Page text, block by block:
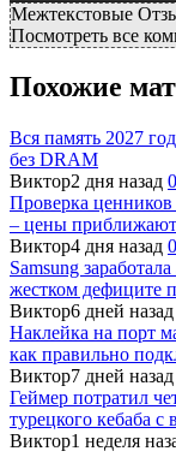
Межтекстовые
Посмотреть все
Похожие
Вся память 2027
без DRAM
Виктор2 дня назад 0
Проверка
– цены
Виктор4 дня назад 0
Samsung
жестком дефиците
Виктор6 дней назад
Наклейка на порт
как правильно
Виктор7 дней назад
Геймер потратил
турецкого кебаба
Виктор1 неделя